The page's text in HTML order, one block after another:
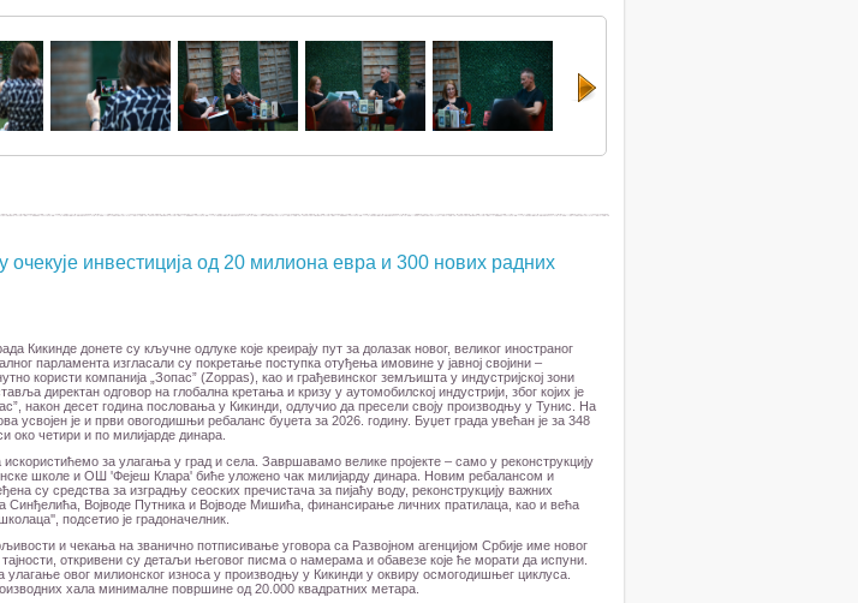
инвестиција од 20 милиона евра и 300 нових радних
Кикинде донете су кључне одлуке које креирају пут за долазак новог, великог иностраног
парламента изгласали су покретање поступка отуђења имовине у јавној својини –
користи компанија „Зопас” (Zoppas), као и грађевинског земљишта у индустријској зони
директан одговор на глобална кретања и кризу у аутомобилској индустрији, због којих је
након десет година пословања у Кикинди, одлучио да пресели своју производњу у Тунис. На
усвојен је и први овогодишњи ребаланс буџета за 2026. годину. Буџет града увећан је за 348
око четири и по милијарде динара.
за улагања у град и села. Завршавамо велике пројекте – само у реконструкцију
школе и ОШ 'Фејеш Клара' биће уложено чак милијарду динара. Новим ребалансом и
су средства за изградњу сеоских пречистача за пијаћу воду, реконструкцију важних
Синђелића, Војводе Путника и Војводе Мишића, финансирање личних пратилаца, као и већа
подсетио је градоначелник.
и чекања на званично потписивање уговора са Развојном агенцијом Србије име новог
откривени су детаљи његовог писма о намерама и обавезе које ће морати да испуни.
улагање овог милионског износа у производњу у Кикинди у оквиру осмогодишњег циклуса.
хала минималне површине од 20.000 квадратних метара.